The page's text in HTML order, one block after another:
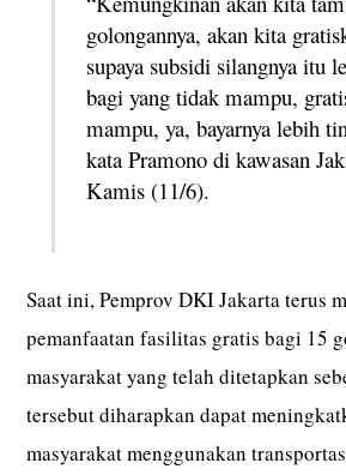
golongannya, akan kita
supaya subsidi silangnya itu
bagi yang tidak mampu,
mampu, ya, bayarnya lebih
kata Pramono di kawasan
Kamis (11/6).
Saat ini, Pemprov DKI Jakarta terus
pemanfaatan fasilitas gratis bagi 15
masyarakat yang telah ditetapkan
tersebut diharapkan dapat
masyarakat menggunakan